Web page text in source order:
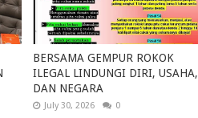
BERSAMA GEMPUR ROKOK
ILEGAL LINDUNGI DIRI, USAHA,
DAN NEGARA
July 30, 2026 0